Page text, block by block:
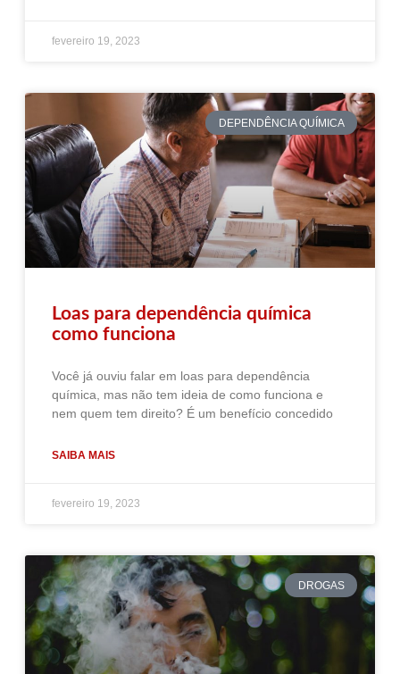
fevereiro 19, 2023
DEPENDÊNCIA QUÍMICA
Loas para dependência química
como funciona
Você já ouviu falar em loas para dependência
química, mas não tem ideia de como funciona e
nem quem tem direito? É um benefício concedido
SAIBA MAIS
fevereiro 19, 2023
DROGAS